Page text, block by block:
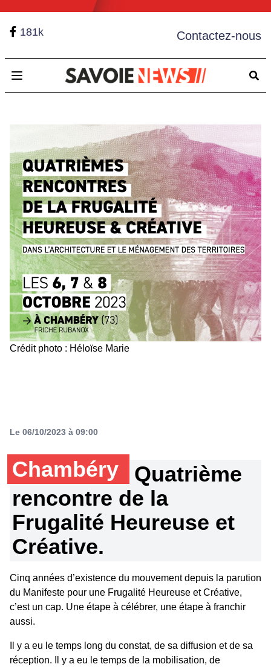
181k Contactez-nous
Open main menu
Crédit photo : Héloïse Marie
Le 06/10/2023 à 09:00
Chambéry
Quatrième
rencontre de la
Frugalité Heureuse et
Créative.
Cinq années d’existence du mouvement depuis la parution
du Manifeste pour une Frugalité Heureuse et Créative,
c’est un cap. Une étape à célébrer, une étape à franchir
aussi.
Il y a eu le temps long du constat, de sa diffusion et de sa
réception. Il y a eu le temps de la mobilisation, de